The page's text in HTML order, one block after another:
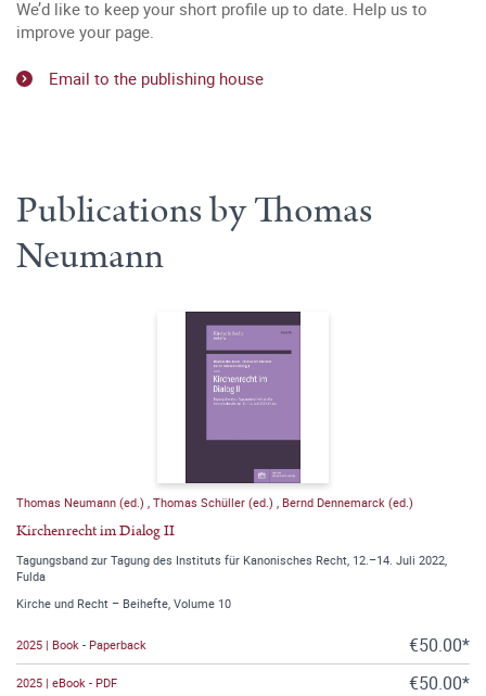
We’d like to keep your short profile up to date. Help us to
improve your page.
Email to the publishing house
Publications by Thomas
Neumann
Thomas Neumann (ed.) Thomas Schüller (ed.) Bernd Dennemarck (ed.)
Kirchenrecht im Dialog II
Tagungsband zur Tagung des Instituts für Kanonisches Recht, 12.–14. Juli 2022,
Fulda
Kirche und Recht – Beihefte, Volume 10
2025 | Book - Paperback €50.00*
2025 | eBook - PDF €50.00*